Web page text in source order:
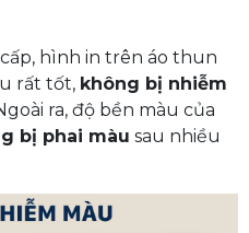
hình in trên áo thun
rất tốt, không bị nhiễm
ra, độ bền màu của
bị phai màu sau nhiều